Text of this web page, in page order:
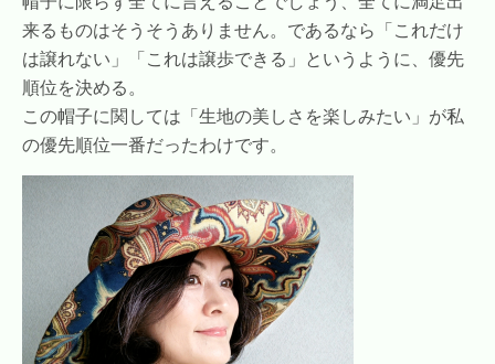
来るものはそうそうありません。であるなら「これだけ
は譲れない」「これは譲歩できる」というように、優先
順位を決める。
この帽子に関しては「生地の美しさを楽しみたい」が私
の優先順位一番だったわけです。